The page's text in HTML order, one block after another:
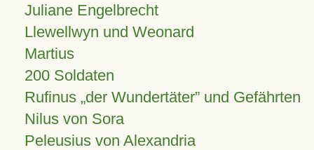
Juliane Engelbrecht
Llewellwyn und Weonard
Martius
200 Soldaten
Rufinus „der Wundertäter” und Gefährten
Nilus von Sora
Peleusius von Alexandria